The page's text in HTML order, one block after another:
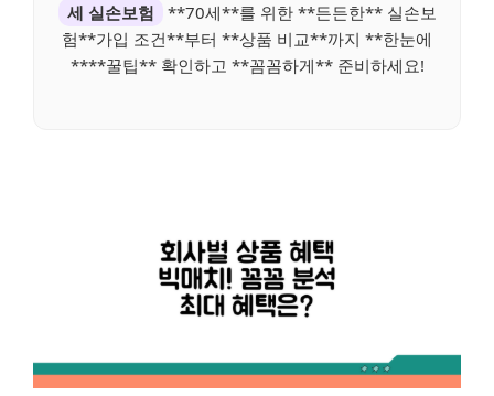
세 실손보험
**70세**를 위한 **든든한** 실손보
험**가입 조건**부터 **상품 비교**까지 **한눈에
****꿀팁** 확인하고 **꼼꼼하게** 준비하세요!